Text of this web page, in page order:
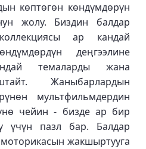
көптөгөн көндүмдөрүн
жолу. Биздин балдар
ар кандай
деңгээлине
темаларды жана
Жаныбарлардын
мультфильмдердин
чейин - бизде ар бир
үчүн пазл бар. Балдар
жакшыртууга